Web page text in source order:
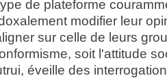
de plateforme
modifier leur
sur celle de leurs
soit l'attitude
éveille des